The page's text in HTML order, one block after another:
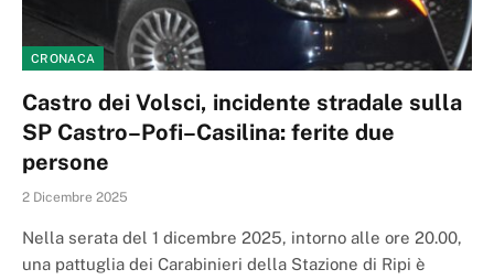
CRONACA
Castro dei Volsci, incidente stradale sulla
SP Castro–Pofi–Casilina: ferite due
persone
2 Dicembre 2025
Nella serata del 1 dicembre 2025, intorno alle ore 20.00,
una pattuglia dei Carabinieri della Stazione di Ripi è